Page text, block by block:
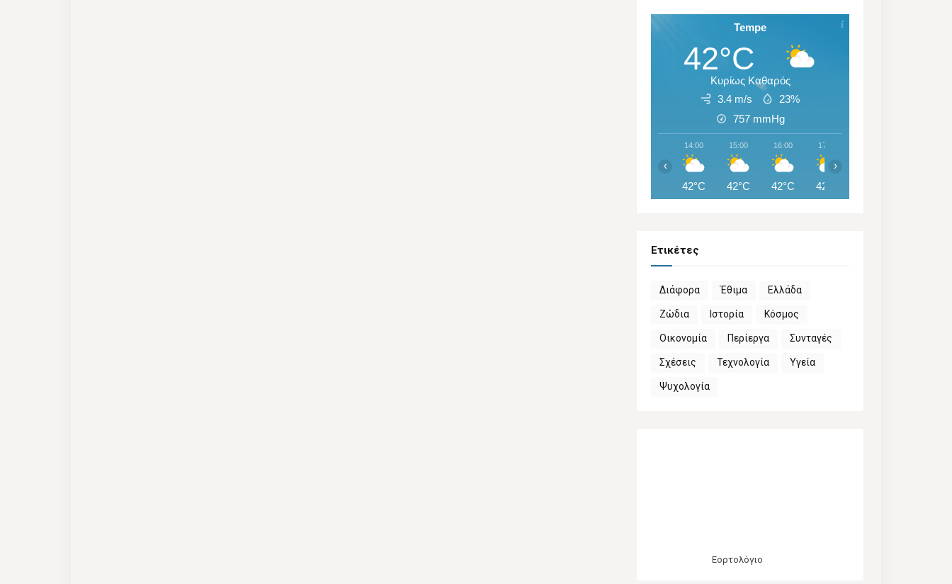
Tempe
42°C
Κυρίως Καθαρός
3.4 m/s
23%
757 mmHg
14:00
42°C
15:00
42°C
16:00
42°C
17:00
42°C
‹ ›
Ετικέτες
Διάφορα Έθιμα Ελλάδα
Ζώδια Ιστορία Κόσμος
Οικονομία Περίεργα Συνταγές
Σχέσεις Τεχνολογία Υγεία
Ψυχολογία
Εορτολόγιο